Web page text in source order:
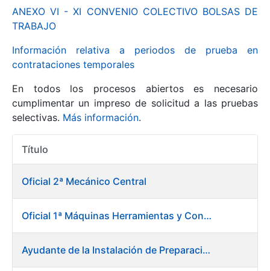
Mostrar/Ocultar
Mostrar/Ocultar
Mostrar/Ocultar
ANEXO VI - XI CONVENIO COLECTIVO BOLSAS DE
TRABAJO
Información relativa a periodos de prueba en
contrataciones temporales
En todos los procesos abiertos es necesario
cumplimentar un impreso de solicitud a las pruebas
selectivas. Más información.
Título
Oficial 2ª Mecánico Central
Oficial 1ª Máquinas Herramientas y Control Numérico
Ayudante de la Instalación de Preparación de Pastas